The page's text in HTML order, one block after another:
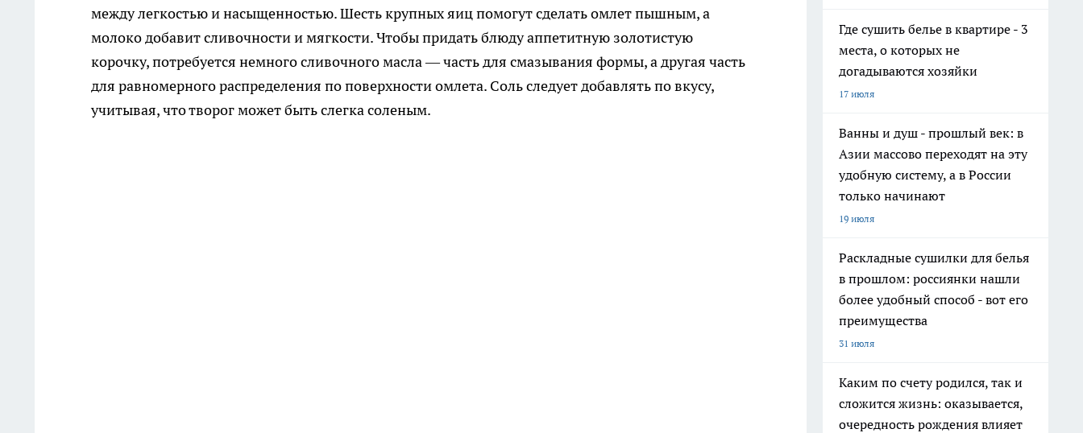
между легкостью и насыщенностью. Шесть крупных яиц помогут сделать омлет пышным, а
молоко добавит сливочности и мягкости. Чтобы придать блюду аппетитную золотистую
корочку, потребуется немного сливочного масла — часть для смазывания формы, а другая часть
для равномерного распределения по поверхности омлета. Соль следует добавлять по вкусу,
учитывая, что творог может быть слегка соленым.
Где сушить белье в квартире - 3
места, о которых не
догадываются хозяйки
17 июля
Ванны и душ - прошлый век: в
Азии массово переходят на эту
удобную систему, а в России
только начинают
19 июля
Раскладные сушилки для белья
в прошлом: россиянки нашли
более удобный способ - вот его
преимущества
31 июля
Каким по счету родился, так и
сложится жизнь: оказывается,
очередность рождения влияет